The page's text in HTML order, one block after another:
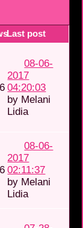
Last post
08-06-
2017
04:20:03
by Melani
Lidia
08-06-
2017
02:11:37
by Melani
Lidia